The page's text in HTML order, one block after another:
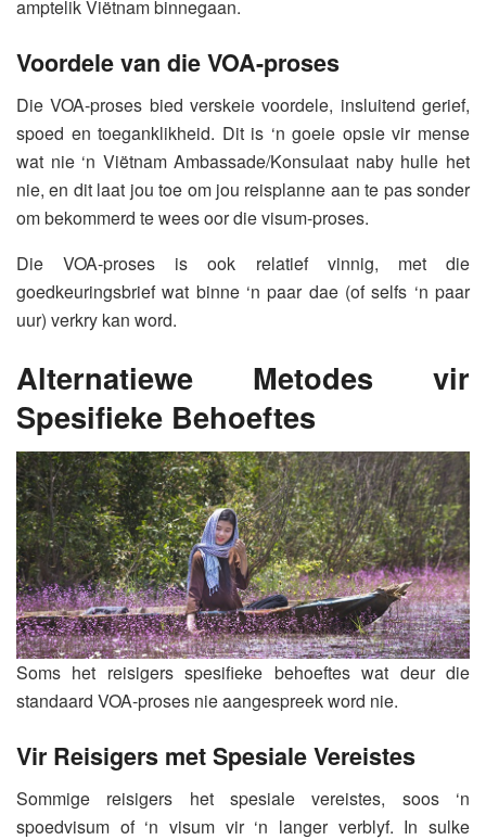
amptelik Viëtnam binnegaan.
Voordele van die VOA-proses
Die VOA-proses bied verskeie voordele, insluitend gerief,
spoed en toeganklikheid. Dit is ‘n goeie opsie vir mense
wat nie ‘n Viëtnam Ambassade/Konsulaat naby hulle het
nie, en dit laat jou toe om jou reisplanne aan te pas sonder
om bekommerd te wees oor die visum-proses.
Die VOA-proses is ook relatief vinnig, met die
goedkeuringsbrief wat binne ‘n paar dae (of selfs ‘n paar
uur) verkry kan word.
Alternatiewe Metodes vir
Spesifieke Behoeftes
Soms het reisigers spesifieke behoeftes wat deur die
standaard VOA-proses nie aangespreek word nie.
Vir Reisigers met Spesiale Vereistes
Sommige reisigers het spesiale vereistes, soos ‘n
spoedvisum of ‘n visum vir ‘n langer verblyf. In sulke